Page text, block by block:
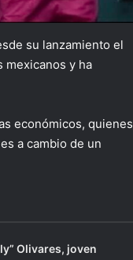
su lanzamiento el
mexicanos y ha
económicos, quienes
a cambio de un
Olivares, joven